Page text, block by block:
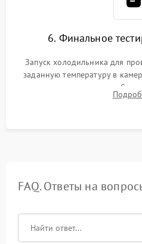
6. Финальное
Запуск холодильника для
заданную температуру в
компрессора, отсутствия
срабатывания системы
FAQ. Ответы на